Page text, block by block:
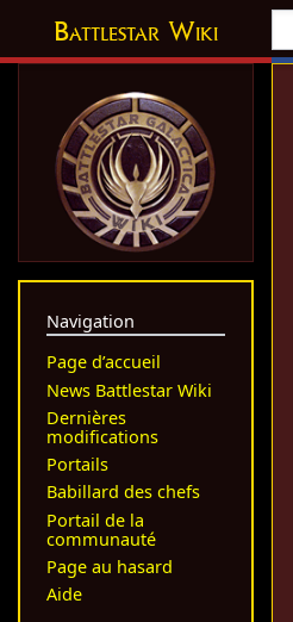
Battlestar Wiki
Navigation
Page d’accueil
News Battlestar Wiki
Dernières
modifications
Portails
Babillard des chefs
Portail de la
communauté
Page au hasard
Aide